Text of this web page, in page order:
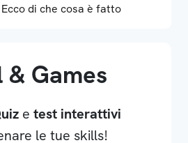
di che cosa è fatto
& Games
e test interattivi
le tue skills!